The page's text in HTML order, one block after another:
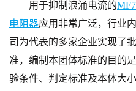
用于抑制浪涌电流的
电阻器应用非常广泛，行业
司为代表的多家企业实现了
准，编制本团体标准的目的
验条件、判定标准及本体大